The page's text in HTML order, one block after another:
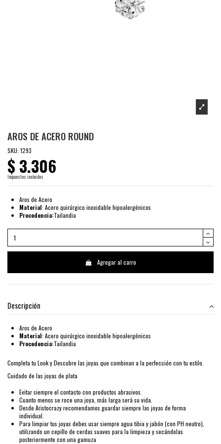
AROS DE ACERO ROUND
SKU: 1293
$ 3.306
Impuestos incluidos
Aros de Acero
Material: Acero quirúrgico inoxidable hipoalergénicos
Procedencia:Tailandia
Agregar al carro
Descripción
Aros de Acero
Material: Acero quirúrgico inoxidable hipoalergénicos
Procedencia:Tailandia
Completa tu Look y Descubre las joyas que combinan a la perfección con tu estilo.
Cuidado de las joyas de plata
Evitar siempre el contacto con productos abrasivos.
Cuanto menos se roce una joya, más larga será su vida.
Desde Aristocrazy recomendamos guardar siempre las joyas de forma
individual.
Para limpiar tus joyas debes usar siempre agua tibia y jabón (con PH neutro),
utilizando un cepillo de cerdas suaves para la limpieza y secándolas
posteriormente con una gamuza